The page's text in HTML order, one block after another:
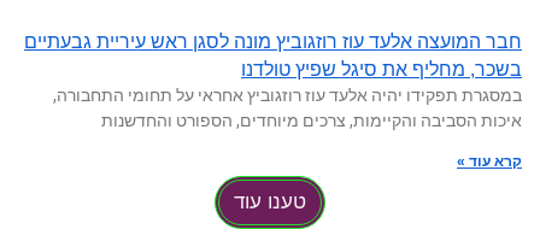
חבר המועצה אלעד עוז רוזגוביץ מונה לסגן ראש עיריית גבעתיים
בשכר, מחליף את סיגל שפיץ טולדנו
במסגרת תפקידו יהיה אלעד עוז רוזגוביץ אחראי על תחומי התחבורה,
איכות הסביבה והקיימות, צרכים מיוחדים, הספורט והחדשנות
קרא עוד »
טענו עוד